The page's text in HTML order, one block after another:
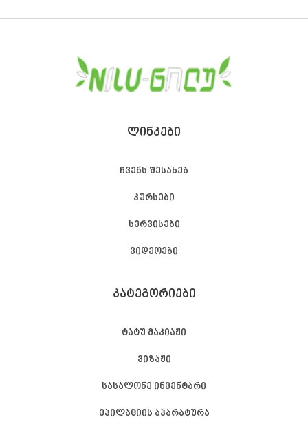
ᲚᲘᲜᲙᲔᲑᲘ
ჩვენს შესახებ
კურსები
სერვისები
ვიდეოები
ᲙᲐᲢᲔᲒᲝᲠᲘᲔᲑᲘ
ტატუ მაკიაჟი
ვიზაჟი
სასალონე ინვენტარი
ეპილაციის აპარატურა